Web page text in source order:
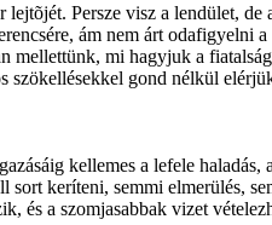
Persze visz a lendület,
ám nem árt odafigyelni
mellettünk, mi hagyjuk a
szökellésekkel gond nélkül
kellemes a lefele
keríteni, semmi elmerülés,
a szomjasabbak vizet